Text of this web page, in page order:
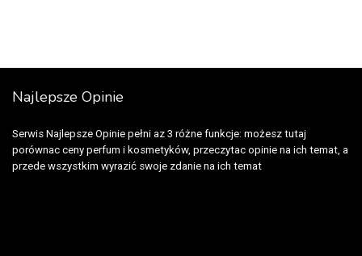
Najlepsze Opinie
Serwis Najlepsze Opinie pełni az 3 różne funkcje: możesz tutaj
porównac ceny perfum i kosmetyków, przeczytac opinie na ich temat, a
przede wszystkim wyrazić swoje zdanie na ich temat